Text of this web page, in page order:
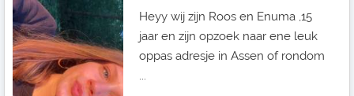
Heyy wij zijn Roos en Enuma ,15
jaar en zijn opzoek naar ene leuk
oppas adresje in Assen of rondom
...